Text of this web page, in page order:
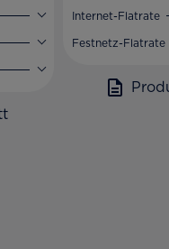
Internet-Flatrate
Festnetz-Flatrate